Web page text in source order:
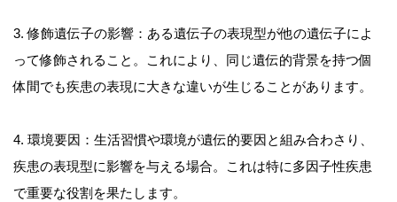
3. 修飾遺伝子の影響：ある遺伝子の表現型が他の遺伝子によ
って修飾されること。これにより、同じ遺伝的背景を持つ個
体間でも疾患の表現に大きな違いが生じることがあります。
4. 環境要因：生活習慣や環境が遺伝的要因と組み合わさり、
疾患の表現型に影響を与える場合。これは特に多因子性疾患
で重要な役割を果たします。